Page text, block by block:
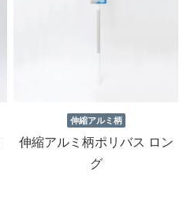
伸縮アルミ柄
伸縮アルミ柄ポリバス ロン
グ